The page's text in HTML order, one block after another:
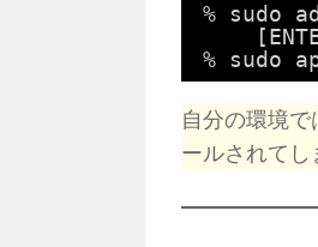
% sudo
% sudo
自分の環境
ールされてし